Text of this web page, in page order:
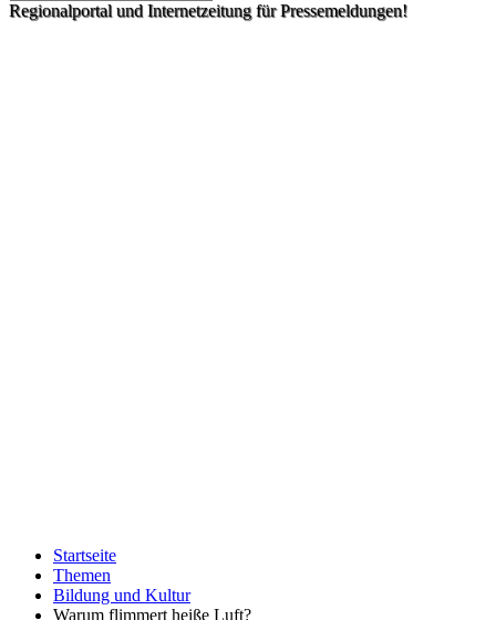
Regionalportal und Internetzeitung für Pressemeldungen!
Startseite
Themen
Bildung und Kultur
Warum flimmert heiße Luft?